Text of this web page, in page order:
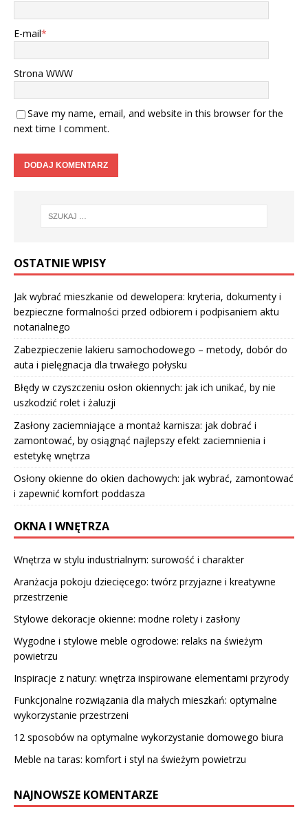
E-mail*
Strona WWW
Save my name, email, and website in this browser for the
next time I comment.
OSTATNIE WPISY
Jak wybrać mieszkanie od dewelopera: kryteria, dokumenty i
bezpieczne formalności przed odbiorem i podpisaniem aktu
notarialnego
Zabezpieczenie lakieru samochodowego – metody, dobór do
auta i pielęgnacja dla trwałego połysku
Błędy w czyszczeniu osłon okiennych: jak ich unikać, by nie
uszkodzić rolet i żaluzji
Zasłony zaciemniające a montaż karnisza: jak dobrać i
zamontować, by osiągnąć najlepszy efekt zaciemnienia i
estetykę wnętrza
Osłony okienne do okien dachowych: jak wybrać, zamontować
i zapewnić komfort poddasza
OKNA I WNĘTRZA
Wnętrza w stylu industrialnym: surowość i charakter
Aranżacja pokoju dziecięcego: twórz przyjazne i kreatywne
przestrzenie
Stylowe dekoracje okienne: modne rolety i zasłony
Wygodne i stylowe meble ogrodowe: relaks na świeżym
powietrzu
Inspiracje z natury: wnętrza inspirowane elementami przyrody
Funkcjonalne rozwiązania dla małych mieszkań: optymalne
wykorzystanie przestrzeni
12 sposobów na optymalne wykorzystanie domowego biura
Meble na taras: komfort i styl na świeżym powietrzu
NAJNOWSZE KOMENTARZE